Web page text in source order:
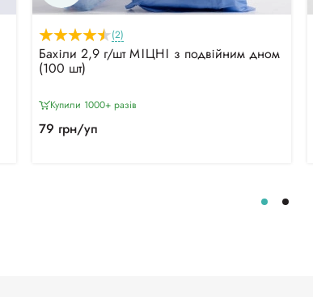
(2)
Бахіли 2,9 г/шт МІЦНІ з подвійним дном
(100 шт)
Купили 1000+ разiв
79 грн/уп